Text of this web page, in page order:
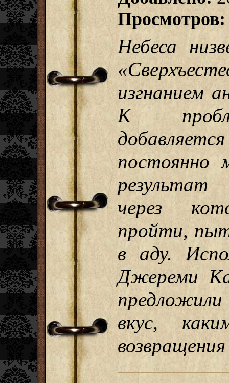
Просмотров:
Небеса
изгнанием
К
постоянно
через
пройти,
в аду.
Джереми
вкус,